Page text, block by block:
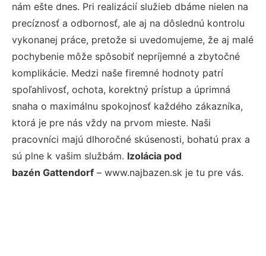
nám ešte dnes. Pri realizácií služieb dbáme nielen na
precíznosť a odbornosť, ale aj na dôslednú kontrolu
vykonanej práce, pretože si uvedomujeme, že aj malé
pochybenie môže spôsobiť nepríjemné a zbytočné
komplikácie. Medzi naše firemné hodnoty patrí
spoľahlivosť, ochota, korektný prístup a úprimná
snaha o maximálnu spokojnosť každého zákazníka,
ktorá je pre nás vždy na prvom mieste. Naši
pracovníci majú dlhoročné skúsenosti, bohatú prax a
sú plne k vašim službám. Izolácia pod
bazén Gattendorf – www.najbazen.sk je tu pre vás.